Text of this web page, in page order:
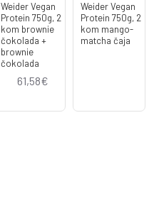
Weider Vegan
Protein 750g, 2
kom brownie
čokolada +
brownie
čokolada
61,58€
Weider Vegan
Protein 750g, 2
kom mango-
matcha čaja